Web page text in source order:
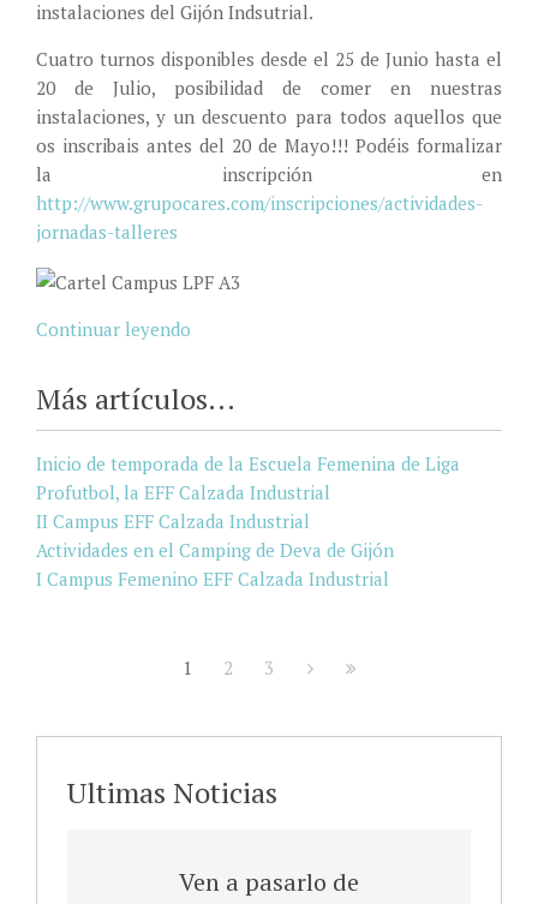
instalaciones del Gijón Indsutrial.
Cuatro turnos disponibles desde el 25 de Junio hasta el
20 de Julio, posibilidad de comer en nuestras
instalaciones, y un descuento para todos aquellos que
os inscribais antes del 20 de Mayo!!! Podéis formalizar
la inscripción en
http://www.grupocares.com/inscripciones/actividades-
jornadas-talleres
Continuar leyendo
Más artículos...
Inicio de temporada de la Escuela Femenina de Liga
Profutbol, la EFF Calzada Industrial
II Campus EFF Calzada Industrial
Actividades en el Camping de Deva de Gijón
I Campus Femenino EFF Calzada Industrial
1 2 3
Ultimas Noticias
IX Campus Deportivo Gijón